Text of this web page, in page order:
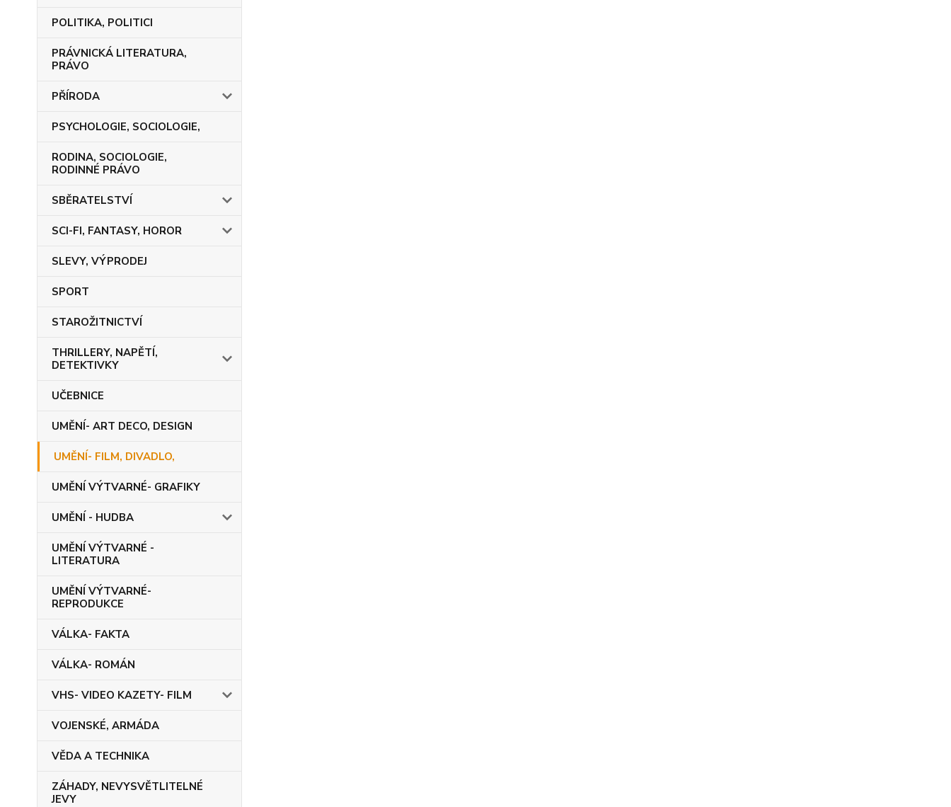
POLITIKA, POLITICI
PRÁVNICKÁ LITERATURA,
PRÁVO
PŘÍRODA
PSYCHOLOGIE, SOCIOLOGIE,
RODINA, SOCIOLOGIE,
RODINNÉ PRÁVO
SBĚRATELSTVÍ
SCI-FI, FANTASY, HOROR
SLEVY, VÝPRODEJ
SPORT
STAROŽITNICTVÍ
THRILLERY, NAPĚTÍ,
DETEKTIVKY
UČEBNICE
UMĚNÍ- ART DECO, DESIGN
UMĚNÍ- FILM, DIVADLO,
UMĚNÍ VÝTVARNÉ- GRAFIKY
UMĚNÍ - HUDBA
UMĚNÍ VÝTVARNÉ -
LITERATURA
UMĚNÍ VÝTVARNÉ-
REPRODUKCE
VÁLKA- FAKTA
VÁLKA- ROMÁN
VHS- VIDEO KAZETY- FILM
VOJENSKÉ, ARMÁDA
VĚDA A TECHNIKA
ZÁHADY, NEVYSVĚTLITELNÉ
JEVY